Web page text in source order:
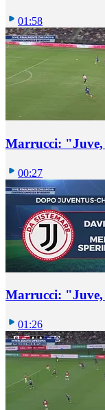
01:58
Marrucci: "Juve,
00:27
Marrucci: "Juve,
01:26